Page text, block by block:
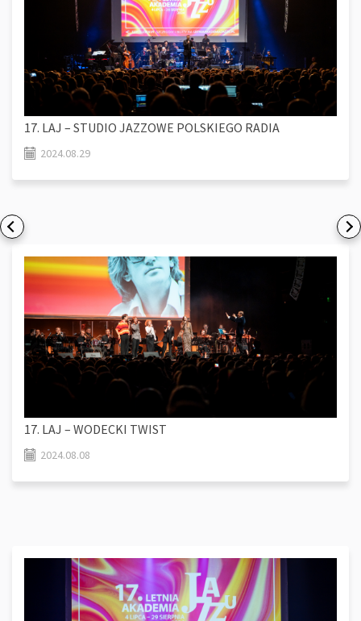
17. LAJ – STUDIO JAZZOWE POLSKIEGO RADIA
2024.08.29
17. LAJ – WODECKI TWIST
2024.08.08